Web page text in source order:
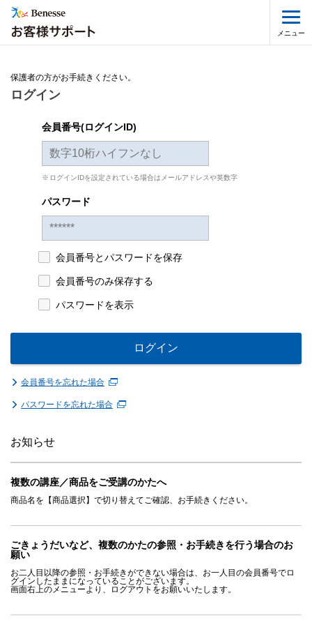
メニュー
保護者の方がお手続きください。
ログイン
会員番号(ログインID)
ログインIDを設定されている場合はメールアドレスや英数字
パスワード
会員番号とパスワードを保存
会員番号のみ保存する
パスワードを表示
ログイン
会員番号を忘れた場合
パスワードを忘れた場合
お知らせ
複数の講座／商品をご受講のかたへ
商品名を【商品選択】で切り替えてご確認、お手続きください。
ごきょうだいなど、複数のかたの参照・お手続きを行う場合のお
願い
お二人目以降の参照・お手続きができない場合は、お一人目の会員番号でロ
グインしたままになっていることがございます。
画面右上のメニューより、ログアウトをお願いいたします。